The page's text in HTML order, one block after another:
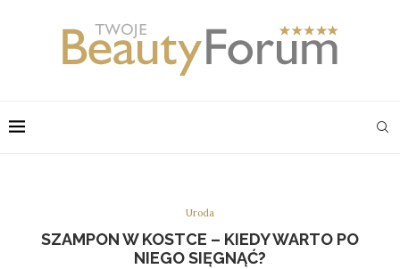
Uroda
SZAMPON W KOSTCE – KIEDY WARTO PO
NIEGO SIĘGNĄĆ?